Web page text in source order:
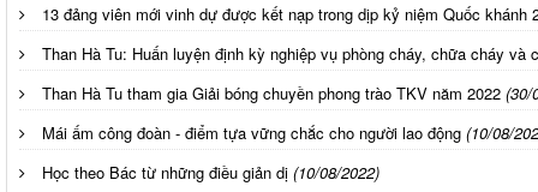
13 đảng viên mới vinh dự được kết nạp trong dịp kỷ niệm Quốc khánh
Than Hà Tu: Huấn luyện định kỳ nghiệp vụ phòng cháy, chữa cháy và
Than Hà Tu tham gia Giải bóng chuyền phong trào TKV năm 2022 (30/
Mái ấm công đoàn - điểm tựa vững chắc cho người lao động (10/08/
Học theo Bác từ những điều giản dị (10/08/2022)